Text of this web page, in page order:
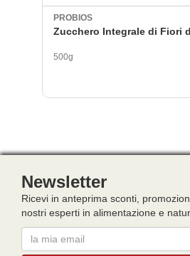
PROBIOS
Zucchero Integrale di Fiori
500g
Newsletter
Ricevi in anteprima sconti,
nostri esperti in alimentazione e
Email